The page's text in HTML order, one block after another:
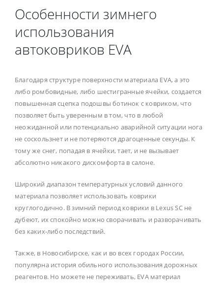
Особенности зимнего
использования
автоковриков EVA
Благодаря структуре поверхности материала EVA, а это
либо ромбовидные, либо шестигранные ячейки, создается
повышенная сцепка подошвы ботинок с ковриком, что
позволяет быть уверенным в том, что в любой
неожиданной или потенциально аварийной ситуации нога
не соскользнет и не потеряются драгоценные секунды. К
тому же снег, попадая в ячейки, тает, и не вызывает
абсолютно никакого дискомфорта в салоне.
Широкий диапазон температурных условий данного
материала позволяет использовать коврики
круглогодично. В зимний период коврики в Lexus SC не
дубеют, их спокойно можно сворачивать и разворачивать
без каких-либо последствий.
Также, в Новосибирске, как и во всех городах России,
популярна история обильного использования дорожных
реагентов. Но можете не переживать, EVA материал